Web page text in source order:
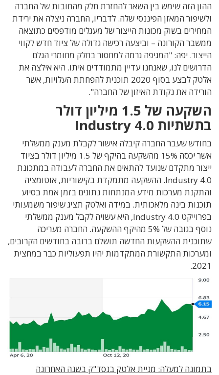
ההון הזה שימש בין השאר להחזרת חלק מהחובות של החברה
ולשיפור המאזן הפיננסי שלה. לדבריו, החברה ניצלה את ירידת
המחירים בשוק מכונות הייצור של מעגלים מודפסים כתוצאה
ממשבר הקורונה – וביצעה רכישה גדולה של ציוד חדש לקווי
הייצור. יפה: "המגיפה גרמה למחסור בחלק מחומרי הגלם
הדרושים לנו, שאנחנו עדיין מתמודדים איתו. היא אילצה את
אלטק לבצע בסוף 2020 תוכנית להפחתת העלויות, אשר
הורידה את נקודת האיזון של החברה".
השקעה של 1.5 מיליון דולר
בתשתיות Industry 4.0
בחודש שעבר החברה קיבלה אישור לקבלת מענק ממשלתי
אשר יכסה 15% מהשקעה בהיקף של 1.5 מיליון דולר בציוד
ייצור מתקדם שנועד להתאים את החברה לעבודה במתכונת
Industry 4.0. ההשקעה מתמקדת בקישוריות, אוטומציה
והתקנת מערכות מידע המנתחות נתונים בזמן אמת בסיוע
תוכנות בינה מלאכותית. במידה ואלטק תציג שיפור משמעותי
בפרוייקט Industry 4.0, היא עשויה לקבל מענק ממשלתי
נוסף בגובה של 5% מהיקף ההשקעה. החברה מעריכה
שתוכנית ההשקעות החדשה תושלם ברובה בחודשים הקרובים,
ומערכות התקשורת המתקדמות יהיו תפעוליות כבר במחצית
2021.
בתמונה למעלה: מניית אלטק בנסד"ק בשנה האחרונה